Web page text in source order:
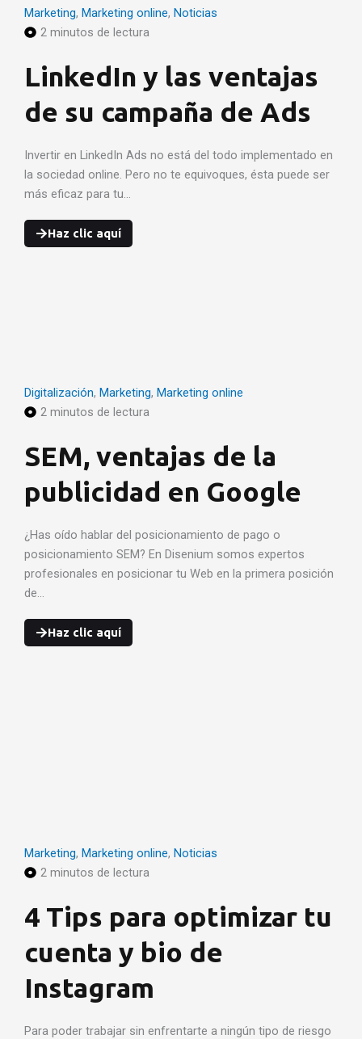
Marketing, Marketing online, Noticias
2 minutos de lectura
LinkedIn y las ventajas
de su campaña de Ads
Invertir en LinkedIn Ads no está del todo implementado en
la sociedad online. Pero no te equivoques, ésta puede ser
más eficaz para tu…
Haz clic aquí
Digitalización, Marketing, Marketing online
2 minutos de lectura
SEM, ventajas de la
publicidad en Google
¿Has oído hablar del posicionamiento de pago o
posicionamiento SEM? En Disenium somos expertos
profesionales en posicionar tu Web en la primera posición
de…
Haz clic aquí
Marketing, Marketing online, Noticias
2 minutos de lectura
4 Tips para optimizar tu
cuenta y bio de
Instagram
Para poder trabajar sin enfrentarte a ningún tipo de riesgo
á
g
á
g
n
á
g
n
á
g
n
á
g
á
g
n
á
g
n
a